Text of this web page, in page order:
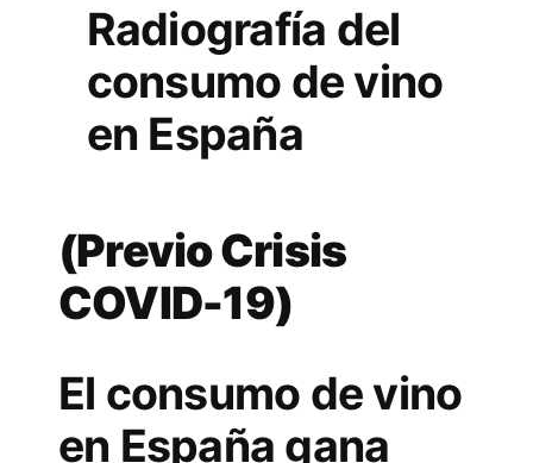
Radiografía del
consumo de vino
en España
(Previo Crisis
COVID-19)
El consumo de vino
en España gana